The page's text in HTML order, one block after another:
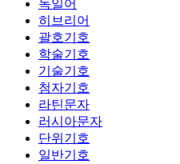
독일어
히브리어
괄호기호
학술기호
기술기호
첨자기호
라틴문자
러시아문자
단위기호
일반기호